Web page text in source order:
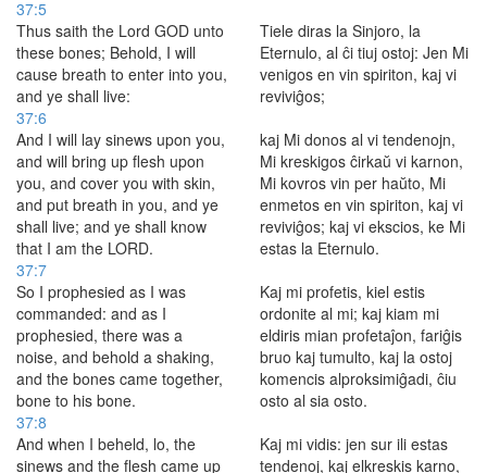
37:5
Thus saith the Lord GOD unto
these bones; Behold, I will
cause breath to enter into you,
and ye shall live:
Tiele diras la Sinjoro, la
Eternulo, al ĉi tiuj ostoj: Jen Mi
venigos en vin spiriton, kaj vi
reviviĝos;
37:6
And I will lay sinews upon you,
and will bring up flesh upon
you, and cover you with skin,
and put breath in you, and ye
shall live; and ye shall know
that I am the LORD.
kaj Mi donos al vi tendenojn,
Mi kreskigos ĉirkaŭ vi karnon,
Mi kovros vin per haŭto, Mi
enmetos en vin spiriton, kaj vi
reviviĝos; kaj vi ekscios, ke Mi
estas la Eternulo.
37:7
So I prophesied as I was
commanded: and as I
prophesied, there was a
noise, and behold a shaking,
and the bones came together,
bone to his bone.
Kaj mi profetis, kiel estis
ordonite al mi; kaj kiam mi
eldiris mian profetaĵon, fariĝis
bruo kaj tumulto, kaj la ostoj
komencis alproksimiĝadi, ĉiu
osto al sia osto.
37:8
And when I beheld, lo, the
sinews and the flesh came up
Kaj mi vidis: jen sur ili estas
tendenoj, kaj elkreskis karno,